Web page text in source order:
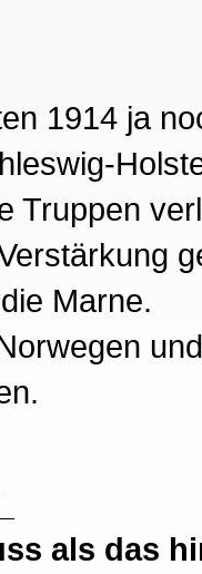
1914 ja
Truppen
Marne.
als das